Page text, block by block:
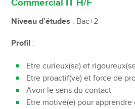
Commercial IT H/F
Niveau d’études : Bac+2
Profil :
Etre curieux(se) et
Etre proactif(ve) et force de
Avoir le sens du contact
Etre motivé(e) pour